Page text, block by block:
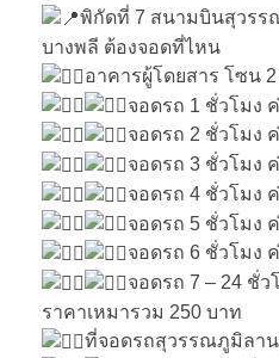
พิกัดที่ 7 สนามบินสุวรร
บางพลี ต้องจอดที่ไหน
อาคารผู้โดยสาร โซน
จอดรถ 1 ชั่วโมง
จอดรถ 2 ชั่วโมง
จอดรถ 3 ชั่วโมง
จอดรถ 4 ชั่วโมง
จอดรถ 5 ชั่วโมง
จอดรถ 6 ชั่วโมง
จอดรถ 7 – 24 ชั่
ราคาเหมารวม 250 บาท
ที่จอดรถสุวรรณภูมิลาน